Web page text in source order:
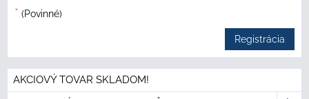
* (Povinné)
Registrácia
AKCIOVÝ TOVAR SKLADOM!